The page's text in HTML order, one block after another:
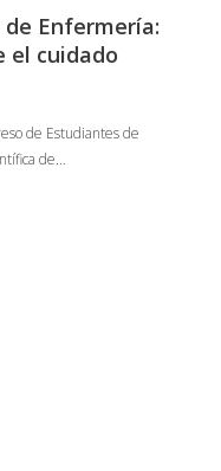
Enfermería:
el cuidado
de Estudiantes de
de…